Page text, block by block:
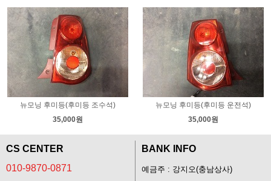
뉴모닝 후미등(후미등 조수석)
35,000원
뉴모닝 후미등(후미등 운전석)
35,000원
CS CENTER
010-9870-0871
BANK INFO
예금주 : 강지오(충남상사)